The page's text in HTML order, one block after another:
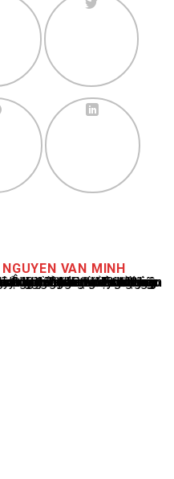
NGUYEN VAN MINH
cáo tin tức thể thao tại Việt Nam, với hơn 10 năm hoạt động trong ngành. Ông có kiến thức sâu rộng và kinh nghiệm đáng kể trong việc phân tích và báo cáo về các sự kiện thể thao hàng đầu. Sự hiểu biết sâu sắc của ông về ngành này đã giúp ông xây dựng uy tín và danh tiếng trong cộng đồng báo chí thể thao.